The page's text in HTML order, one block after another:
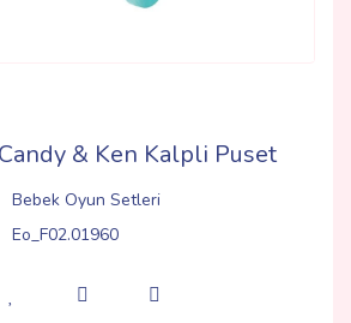
& Ken Kalpli Puset
Bebek Oyun Setleri
Eo_F02.01960